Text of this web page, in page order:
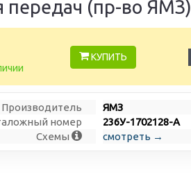
передач (пр-во ЯМЗ)
КУПИТЬ
Производитель
ЯМЗ
номер
236У-1702128-А
Схемы
смотреть →